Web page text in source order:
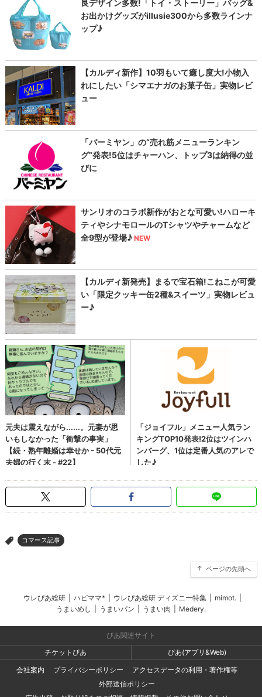
> コマース記事
ページの先頭へ
ウレぴあ総研 ハピママ* ウレぴあ総研 ディズニー特集 mimot.
うまいめし
うまいパン うまい肉 Medery.
ぴあ関連サイト
チケットぴあ
ぴあ(アプリ&Web)
会社案内
プライバシーポリシー
アクセスデータの利用・著作権等
外部送信ポリシー